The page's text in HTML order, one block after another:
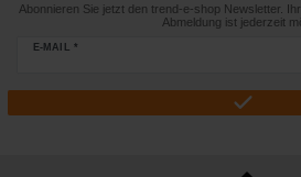
Abonnieren Sie jetzt den trend-e-shop Newsletter.
Abmeldung ist jederzeit
E-MAIL *